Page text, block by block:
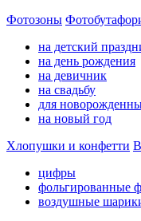
Фотозоны
на детский
на день рождения
на девичник
на свадьбу
для
на новый год
Хлопушки и конфетти
цифры
фольгированные
воздушные